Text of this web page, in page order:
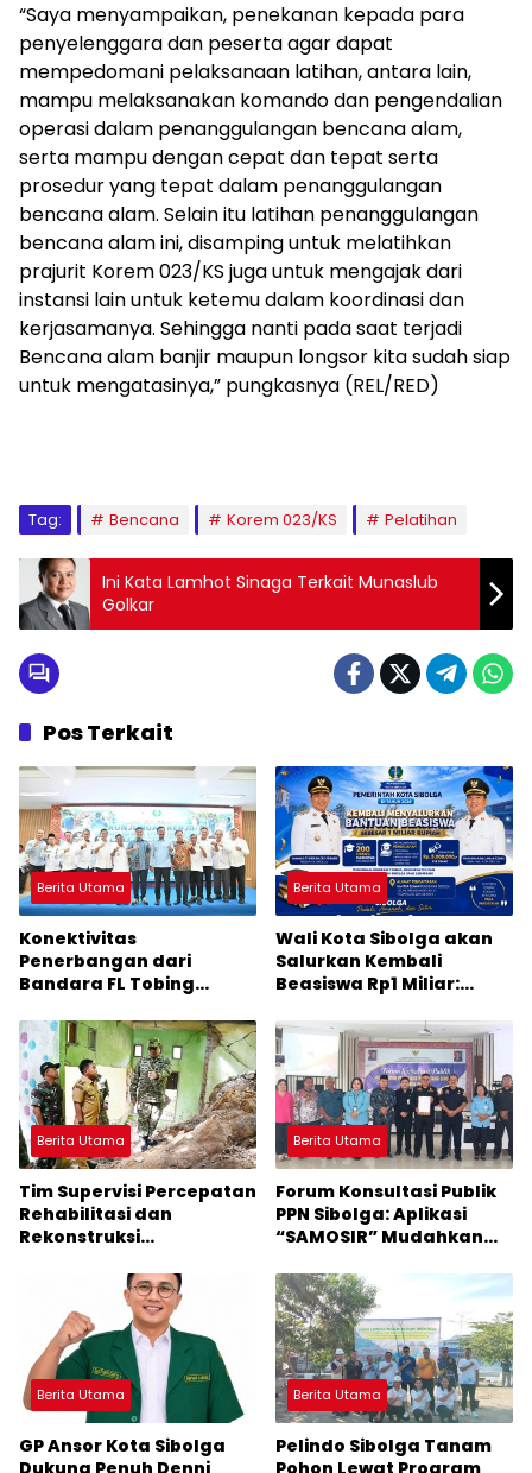
“Saya menyampaikan, penekanan kepada para
penyelenggara dan peserta agar dapat
mempedomani pelaksanaan latihan, antara lain,
mampu melaksanakan komando dan pengendalian
operasi dalam penanggulangan bencana alam,
serta mampu dengan cepat dan tepat serta
prosedur yang tepat dalam penanggulangan
bencana alam. Selain itu latihan penanggulangan
bencana alam ini, disamping untuk melatihkan
prajurit Korem 023/KS juga untuk mengajak dari
instansi lain untuk ketemu dalam koordinasi dan
kerjasamanya. Sehingga nanti pada saat terjadi
Bencana alam banjir maupun longsor kita sudah siap
untuk mengatasinya,” pungkasnya (REL/RED)
Tag: Bencana Korem 023/KS Pelatihan
Ini Kata Lamhot Sinaga Terkait Munaslub
Golkar
Pos Terkait
Berita Utama
Konektivitas
Penerbangan dari
Bandara FL Tobing
Jadi Perhatian Anggota
DPR RI Muhammad Lokot
Nasution
Berita Utama
Wali Kota Sibolga akan
Salurkan Kembali
Beasiswa Rp1 Miliar:
Mahasiswa Korban
Bencana
Berita Utama
Tim Supervisi Percepatan
Rehabilitasi dan
Rekonstruksi
Berita Utama
Forum Konsultasi Publik
PPN Sibolga: Aplikasi
“SAMOSIR” Mudahkan
Berita Utama
GP Ansor Kota Sibolga
Berita Utama
Pelindo Sibolga Tanam